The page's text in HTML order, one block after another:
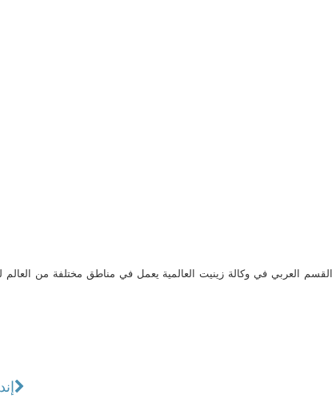
العربي في وكالة زينيت العالمية يعمل في مناطق مختلفة من